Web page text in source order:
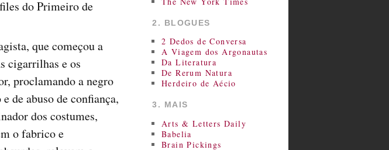
do Primeiro de
que começou a
cigarrilhas e os
proclamando a negro
de abuso de confiança,
dos costumes,
o fabrico e
2. BLOGUES
2 Dedos de Conversa
A Viagem dos Argonautas
Da Literatura
De Rerum Natura
Herdeiro de Aécio
3. MAIS
Arts & Letters Daily
Babelia
Brain Pickings